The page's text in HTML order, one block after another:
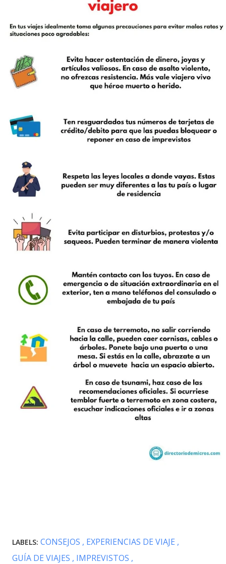
LABELS: CONSEJOS
EXPERIENCIAS DE VIAJE
GUÍA DE VIAJES
IMPREVISTOS